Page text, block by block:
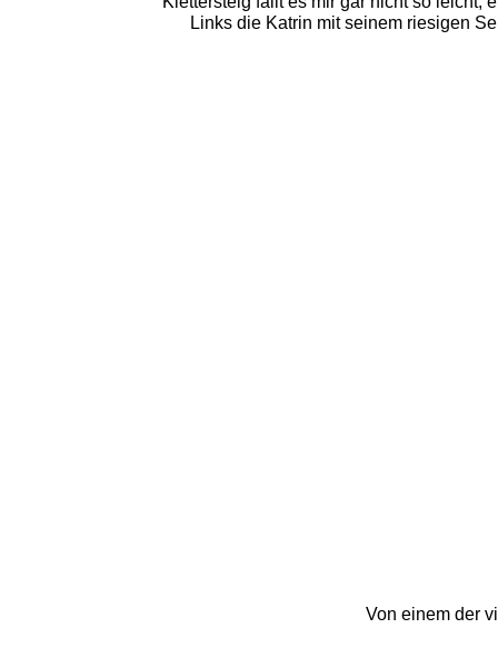
Von einem der
Links die Katrin mit seinem riesigen